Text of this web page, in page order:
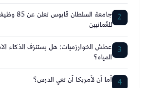
2 جامعة السلطان
للعُمانيين
3 عطش الخوارزميات: هل يستنزف الذكاء
المياه؟
4 أما آن لأمريكا أن تعي الدرس؟